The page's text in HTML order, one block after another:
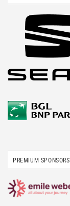
PREMIUM SPONSORS